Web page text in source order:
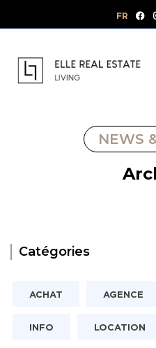
au
FR
NEWS
Catégories
ACHAT AGENCE
INFO LOCATION